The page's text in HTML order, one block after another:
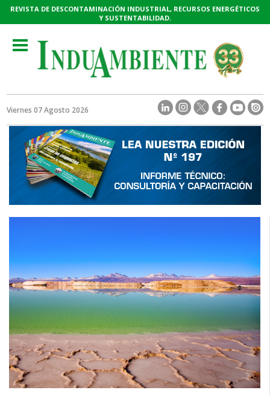
REVISTA DE DESCONTAMINACIÓN INDUSTRIAL, RECURSOS ENERGÉTICOS
Y SUSTENTABILIDAD.
Toggle
navigation
Viernes 07 Agosto 2026